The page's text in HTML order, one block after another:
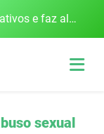
Justiça Eleitoral intensifica preparativos e faz alertas para as Eleições 2026 na 94ª Zona Eleitoral
sexual